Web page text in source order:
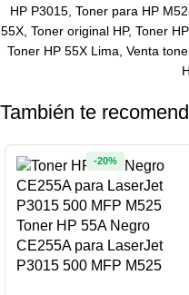
HP P3015, Toner para HP
55X, Toner original HP, Toner
Toner HP 55X Lima, Venta
También te
Toner HP 55A Negro
CE255A para LaserJet
P3015 500 MFP M525
-20%